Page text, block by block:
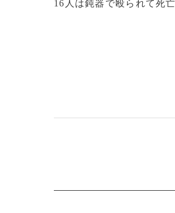
16人は鈍器で殴られて死